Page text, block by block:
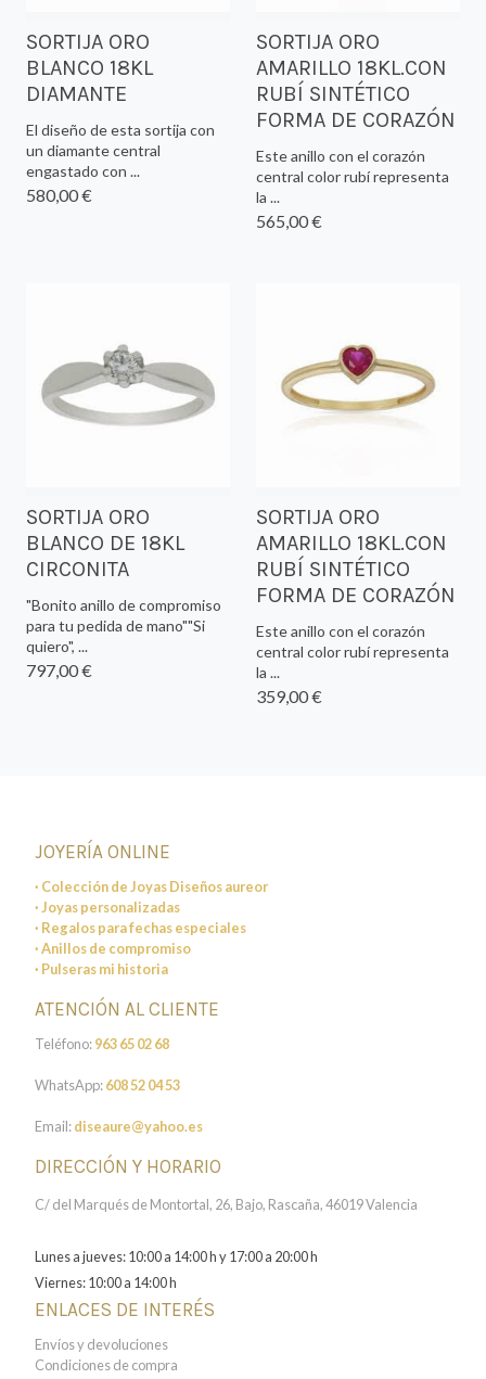
SORTIJA ORO
BLANCO 18KL
DIAMANTE
El diseño de esta sortija con
un diamante central
engastado con ...
580,00 €
SORTIJA ORO
AMARILLO 18KL.CON
RUBÍ SINTÉTICO
FORMA DE CORAZÓN
Este anillo con el corazón
central color rubí representa
la ...
565,00 €
SORTIJA ORO
BLANCO DE 18KL
CIRCONITA
"Bonito anillo de compromiso
para tu pedida de mano""Si
quiero", ...
797,00 €
SORTIJA ORO
AMARILLO 18KL.CON
RUBÍ SINTÉTICO
FORMA DE CORAZÓN
Este anillo con el corazón
central color rubí representa
la ...
359,00 €
JOYERÍA ONLINE
· Colección de Joyas Diseños aureor
· Joyas personalizadas
· Regalos para fechas especiales
· Anillos de compromiso
· Pulseras mi historia
ATENCIÓN AL CLIENTE
Teléfono:963 65 02 68
WhatsApp:608 52 04 53
Email:diseaure@yahoo.es
DIRECCIÓN Y HORARIO
C/ del Marqués de Montortal, 26, Bajo, Rascaña, 46019 Valencia
Lunes a jueves: 10:00 a 14:00 h y 17:00 a 20:00 h
Viernes: 10:00 a 14:00 h
ENLACES DE INTERÉS
Envíos y devoluciones
Condiciones de compra